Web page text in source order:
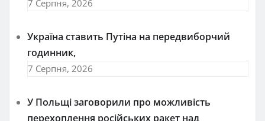
7 Серпня, 2026
Україна ставить Путіна на передвиборчий
годинник,
7 Серпня, 2026
У Польщі заговорили про можливість
перехоплення російських ракет над